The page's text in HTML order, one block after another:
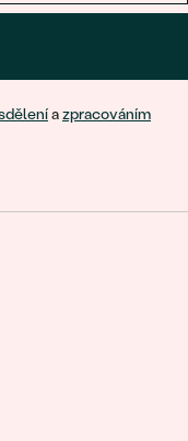
azpracováním